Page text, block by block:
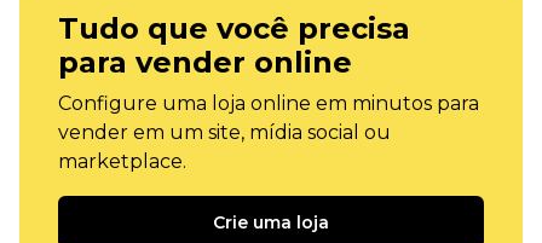
Tudo que você precisa
para vender online
Configure uma loja online em minutos para
vender em um site, mídia social ou
marketplace.
Crie uma loja